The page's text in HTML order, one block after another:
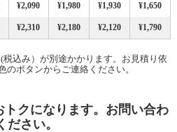
¥2,090 ¥1,980 ¥1,930 ¥1,650
¥2,310 ¥2,180 ¥2,120 ¥1,790
込み）が別途かかります。お見積り依
のボタンからご連絡ください。
トクになります。お問い合わ
ださい。